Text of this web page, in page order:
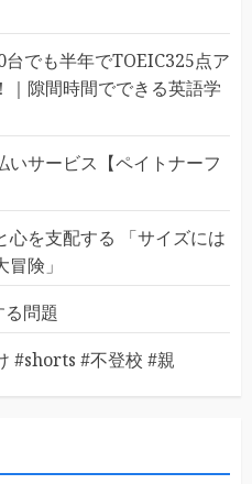
台でも半年でTOEIC325点ア
｜隙間時間でできる英語学
いサービス【ペイトナーフ
心を支配する 「サイズには
険」
問題
#shorts #不登校 #親